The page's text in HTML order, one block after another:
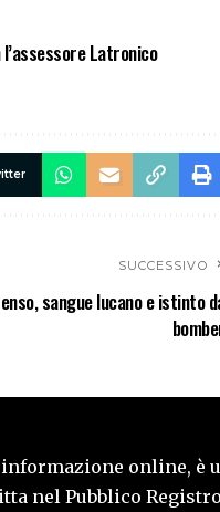
Latronico
SUCCESSIVO
sangue lucano e istinto
online, è
nel Pubblico